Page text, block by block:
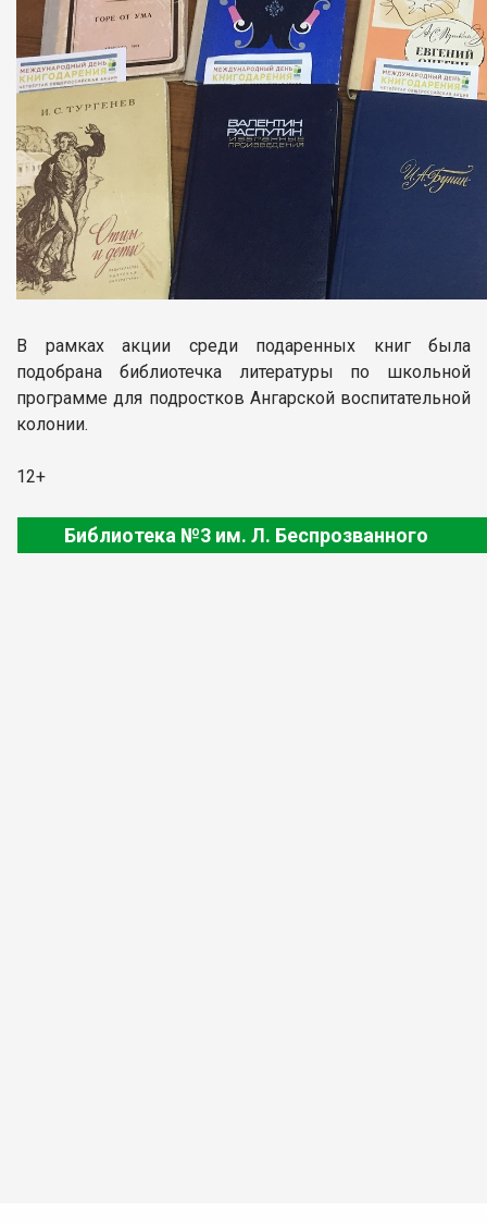
В рамках акции среди подаренных книг была
подобрана библиотечка литературы по школьной
программе для подростков Ангарской воспитательной
колонии.
12+
Библиотека №3 им. Л. Беспрозванного